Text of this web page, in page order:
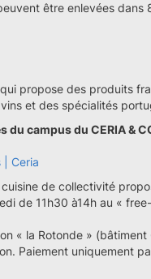
être enlevées dans
propose des produits
et des spécialités
campus du CERIA &
| Ceria
de collectivité
de 11h30 à14h au «
« la Rotonde »
Paiement uniquement